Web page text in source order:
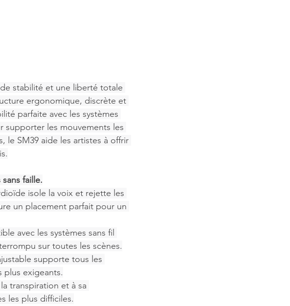
stabilité et une liberté totale
ergonomique, discrète et
parfaite avec les systèmes
supporter les mouvements les
le SM39 aide les artistes à offrir
faille.
isole la voix et rejette les
un placement parfait pour un
avec les systèmes sans fil
sur toutes les scènes.
supporte tous les
plus exigeants.
transpiration et à sa
les plus difficiles.